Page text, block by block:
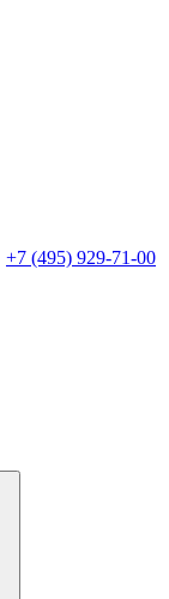
+7 (495) 929-71-00